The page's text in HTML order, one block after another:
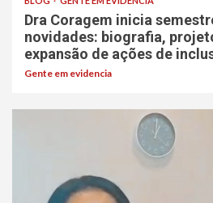
Dra Coragem inicia
novidades: biografia,
expansão de ações de
Gente em evidencia